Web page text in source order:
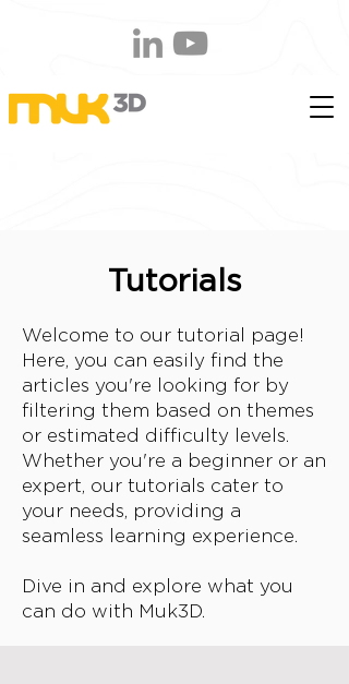
Tutorials
Welcome to our tutorial page!
Here, you can easily find the
articles you're looking for by
filtering them based on themes
or estimated difficulty levels.
Whether you're a beginner or an
expert, our tutorials cater to
your needs, providing a
seamless learning experience.
Dive in and explore what you
can do with Muk3D.